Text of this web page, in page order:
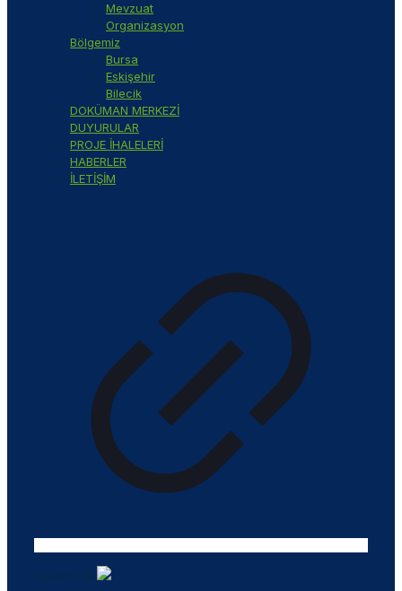
Mevzuat
Organizasyon
Bölgemiz
Bursa
Eskişehir
Bilecik
DOKÜMAN MERKEZİ
DUYURULAR
PROJE İHALELERİ
HABERLER
İLETİŞİM